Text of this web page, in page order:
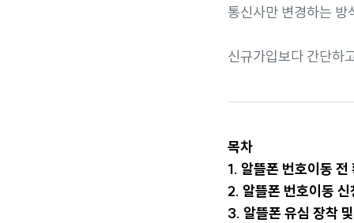
통신사만 변경하는 방
신규가입보다 간단하
목차
1. 알뜰폰 번호이동
2. 알뜰폰 번호이동 신
3. 알뜰폰 유심 장착